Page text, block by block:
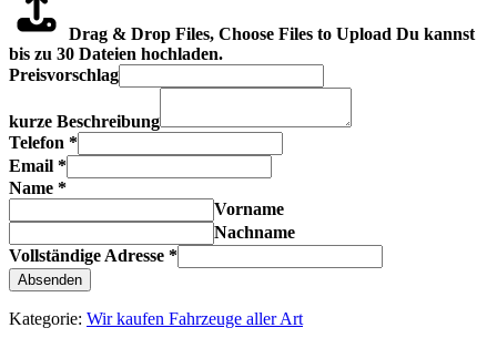
Drag & Drop Files, Choose Files to Upload Du kannst
bis zu 30 Dateien hochladen.
Preisvorschlag
kurze Beschreibung
Telefon *
Email *
Name *
Vorname
Nachname
Vollständige Adresse *
Absenden
Kategorie: Wir kaufen Fahrzeuge aller Art